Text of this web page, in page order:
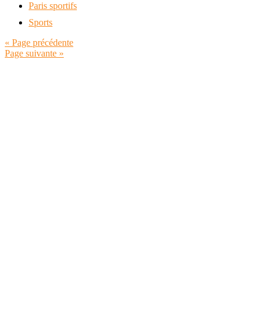
Paris sportifs
Sports
« Page précédente
Page suivante »